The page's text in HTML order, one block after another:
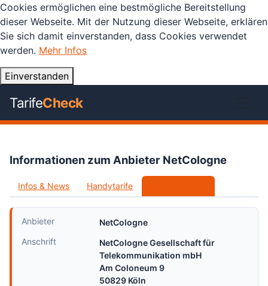
Cookies ermöglichen eine bestmögliche Bereitstellung
dieser Webseite. Mit der Nutzung dieser Webseite, erklären
Sie sich damit einverstanden, dass Cookies verwendet
werden. Mehr Infos
Einverstanden
TarifeCheck
Informationen zum Anbieter NetCologne
Infos & News Handytarife
Anbieter
NetCologne
Anschrift
NetCologne Gesellschaft für
Telekommunikation mbH
Am Coloneum 9
50829 Köln